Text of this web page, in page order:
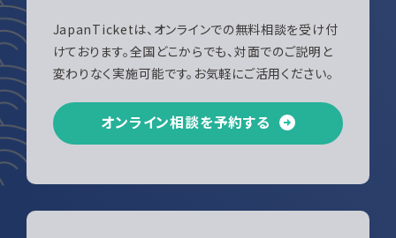
JapanTicketは、オンラインでの無料相談を受け付
けております。全国どこからでも、対面でのご説明と
変わりなく実施可能です。お気軽にご活用ください。
オンライン相談を予約する